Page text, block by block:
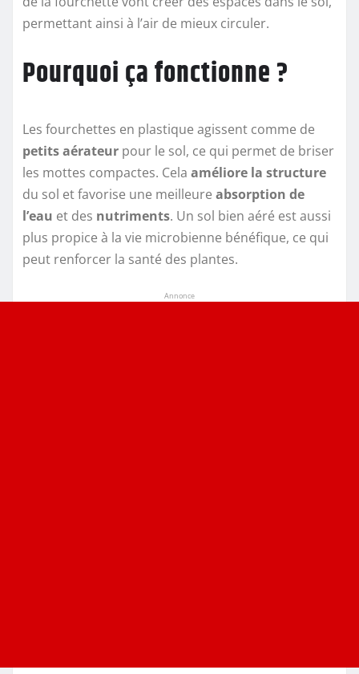
permettant ainsi à l’air de mieux circuler.
Pourquoi ça fonctionne ?
Les fourchettes en plastique agissent comme de
petits aérateur pour le sol, ce qui permet de briser
les mottes compactes. Cela améliore la structure
du sol et favorise une meilleure absorption de
l’eau et des nutriments. Un sol bien aéré est aussi
plus propice à la vie microbienne bénéfique, ce qui
peut renforcer la santé des plantes.
Annonce